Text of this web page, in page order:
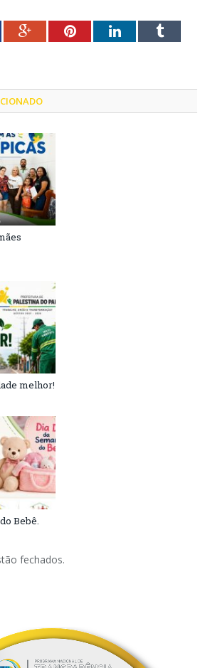
Google+PinterestLinkedInTumblr
melhor!
Bebê.
fechados.